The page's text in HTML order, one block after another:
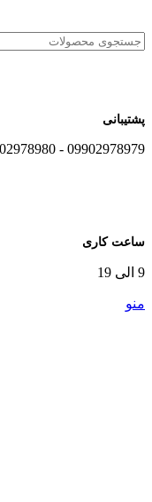
پشتیبانی
09902978979 - 09902978980
ساعت کاری
9 الی 19
منو